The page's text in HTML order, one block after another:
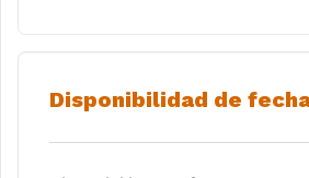
Town of Termoli
Disponibilidad de